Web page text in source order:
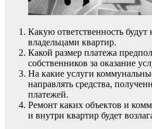
Какую ответственность
владельцами квартир.
Какой размер платежа
собственников за оказание
На какие услуги
направлять средства,
платежей.
Ремонт каких объектов и
и внутри квартир будет